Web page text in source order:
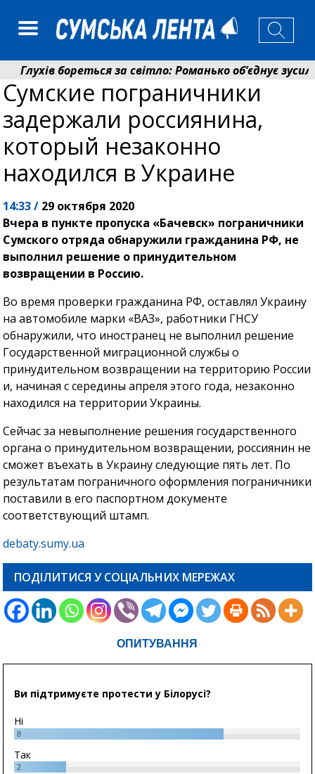
Глухів бореться за світло: Романько об’єднує
Пенсійний фонд Сумщини спрямував 0,2 млрд грн на
Сумские пограничники
задержали россиянина,
который незаконно
находился в Украине
14:33 / 29 октября 2020
Вчера в пункте пропуска «Бачевск» пограничники
Сумского отряда обнаружили гражданина РФ, не
выполнил решение о принудительном
возвращении в Россию.
Во время проверки гражданина РФ, оставлял Украину
на автомобиле марки «ВАЗ», работники ГНСУ
обнаружили, что иностранец не выполнил решение
Государственной миграционной службы о
принудительном возвращении на территорию России
и, начиная с середины апреля этого года, незаконно
находился на территории Украины.
Сейчас за невыполнение решения государственного
органа о принудительном возвращении, россиянин не
сможет въехать в Украину следующие пять лет. По
результатам пограничного оформления пограничники
поставили в его паспортном документе
соответствующий штамп.
debaty.sumy.ua
ПОДІЛИТИСЯ У СОЦІАЛЬНИХ МЕРЕЖАХ
ОПИТУВАННЯ
Ви підтримуєте протести у Білорусі?
Ні
8
Так
2